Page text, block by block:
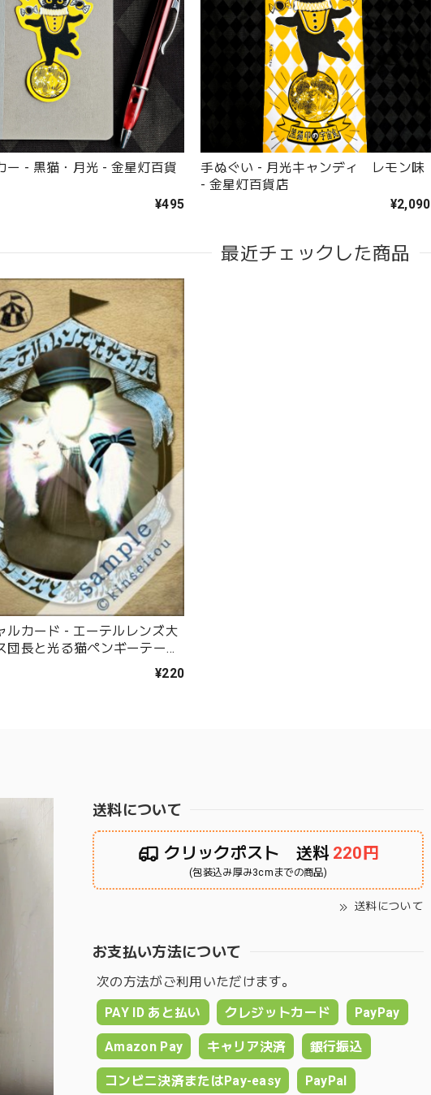
ー - 黒猫・月光 - 金星灯百貨
¥495
手ぬぐい - 月光キャンディ レモン味
- 金星灯百貨店
¥2,090
最近チェックした商品
ルカード - エーテルレンズ大
団長と光る猫ペンギーテース
¥220
送料について
クリックポスト 送料 220円
(包装込み厚み3cmまでの商品)
送料について
お支払い方法について
次の方法がご利用いただけます。
PAY ID あと払い
クレジットカード PayPay
Amazon Pay キャリア決済 銀行振込
コンビニ決済またはPay-easy PayPal